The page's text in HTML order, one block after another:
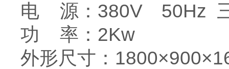
电 源：380V 50Hz
功 率：2Kw
外形尺寸：